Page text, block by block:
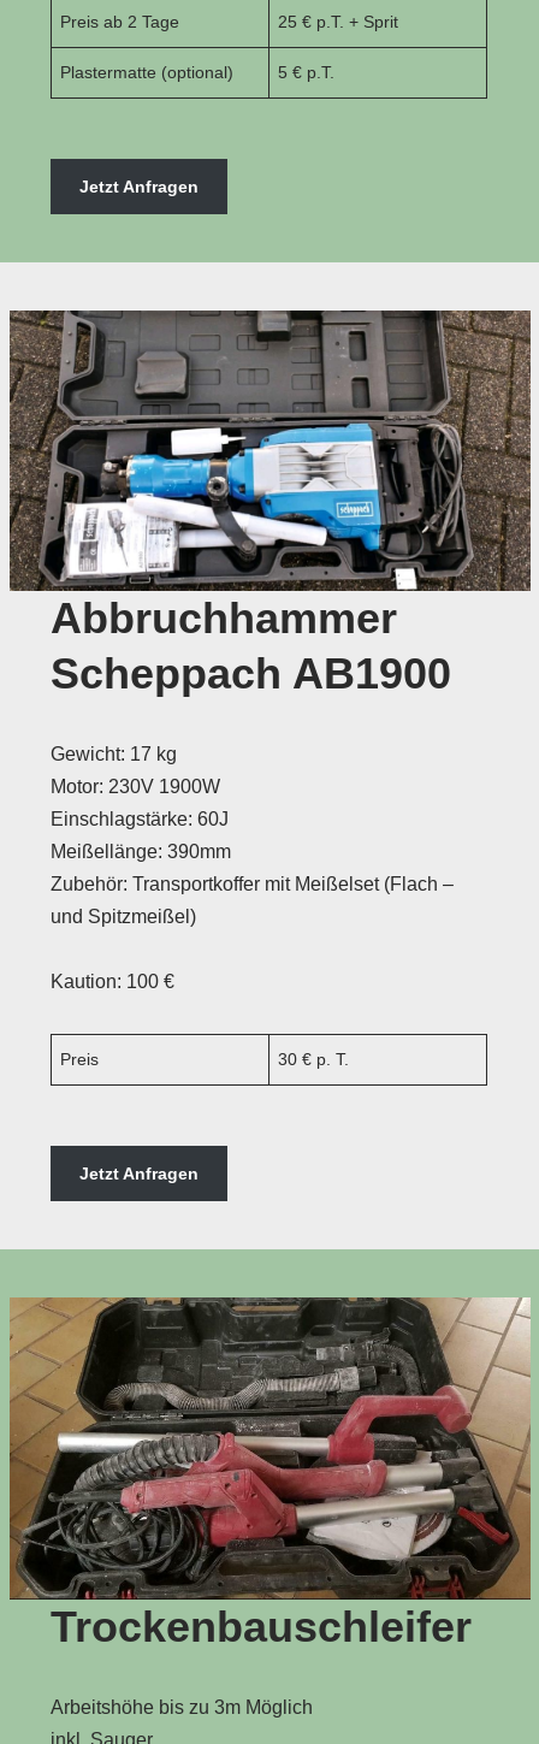
Preis ab 2 Tage 25 € p.T. + Sprit
Plastermatte (optional) 5 € p.T.
Jetzt Anfragen
Abbruchhammer
Scheppach AB1900
Gewicht: 17 kg
Motor: 230V 1900W
Einschlagstärke: 60J
Meißellänge: 390mm
Zubehör: Transportkoffer mit Meißelset (Flach –
und Spitzmeißel)
Kaution: 100 €
Preis 30 € p. T.
Jetzt Anfragen
Trockenbauschleifer
Arbeitshöhe bis zu 3m Möglich
inkl. Sauger